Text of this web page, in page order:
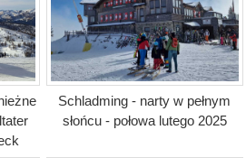
Schladming - narty w pełnym
słońcu - połowa lutego 2025